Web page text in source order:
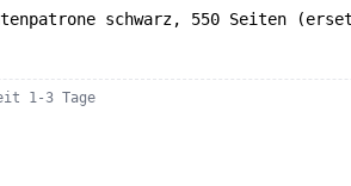
schwarz, 550 Seiten
1-3 Tage